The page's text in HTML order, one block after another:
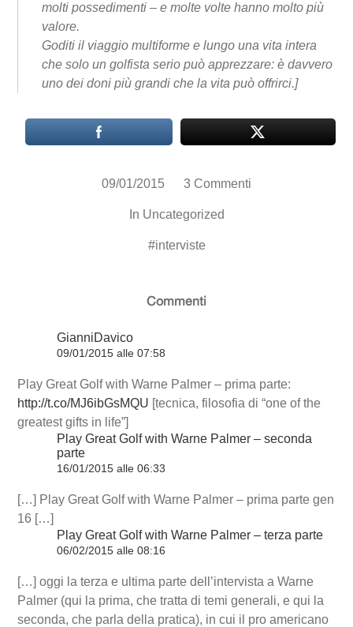
molti possedimenti – e molte volte hanno molto più
valore.
Goditi il viaggio multiforme e lungo una vita intera
che solo un golfista serio può apprezzare: è davvero
uno dei doni più grandi che la vita può offrirci.]
09/01/2015 3 Commenti
In Uncategorized
#interviste
Commenti
GianniDavico
09/01/2015 alle 07:58
Play Great Golf with Warne Palmer – prima parte:
http://t.co/MJ6ibGsMQU [tecnica, filosofia di “one of the
greatest gifts in life”]
Play Great Golf with Warne Palmer – seconda
parte
16/01/2015 alle 06:33
[…] Play Great Golf with Warne Palmer – prima parte gen
16 […]
Play Great Golf with Warne Palmer – terza parte
06/02/2015 alle 08:16
[…] oggi la terza e ultima parte dell’intervista a Warne
Palmer (qui la prima, che tratta di temi generali, e qui la
seconda, che parla della pratica), in cui il pro americano